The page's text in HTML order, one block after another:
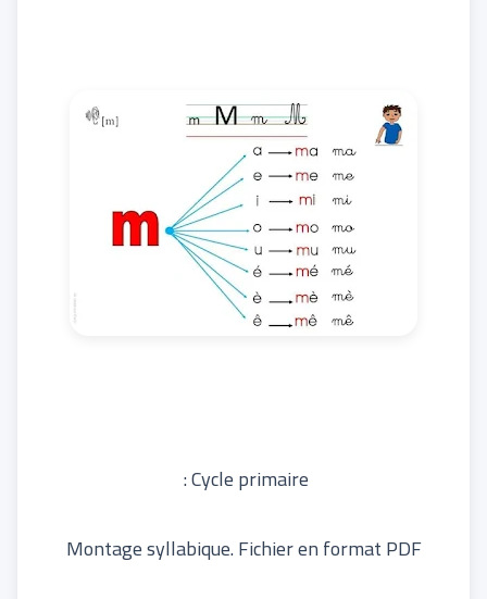
Cycle primaire :
Montage syllabique. Fichier en format PDF